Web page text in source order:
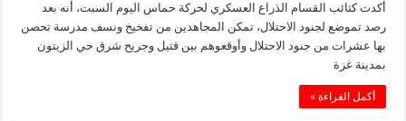
أكدت كتائب القسام الذراع العسكري لحركة حماس اليوم السبت، أنه بعد
رصد تموضع لجنود الاحتلال، تمكن المجاهدين من تفخيخ ونسف مدرسة تحصن
بها عشرات من جنود الاحتلال وأوقعوهم بين قتيل وجريح شرق حي الزيتون
بمدينة غزة
أكمل القراءة »